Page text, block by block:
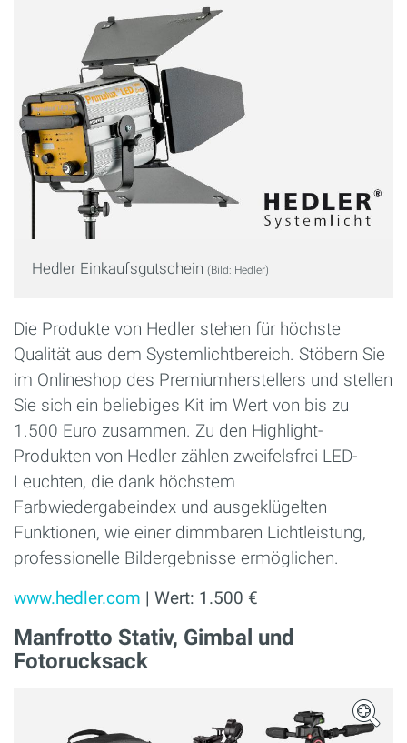
Hedler Einkaufsgutschein (Bild: Hedler)
Die Produkte von Hedler stehen für höchste
Qualität aus dem Systemlichtbereich. Stöbern Sie
im Onlineshop des Premiumherstellers und stellen
Sie sich ein beliebiges Kit im Wert von bis zu
1.500 Euro zusammen. Zu den Highlight-
Produkten von Hedler zählen zweifelsfrei LED-
Leuchten, die dank höchstem
Farbwiedergabeindex und ausgeklügelten
Funktionen, wie einer dimmbaren Lichtleistung,
professionelle Bildergebnisse ermöglichen.
www.hedler.com | Wert: 1.500 €
Manfrotto Stativ, Gimbal und
Fotorucksack